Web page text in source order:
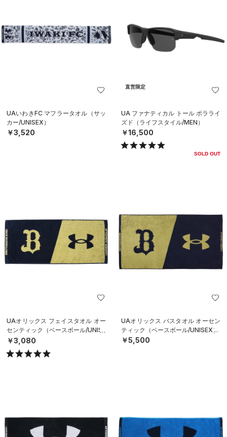
UAいわきFC マフラータオル（サッ
カー/UNISEX）
￥3,520
直営限定
UA ファナティカル トール ポラライ
ズド（ライフスタイル/MEN）
￥16,500
SOLD OUT
UAオリックス フェイスタオル オー
センティック（ベースボール/UNISE
X）
￥3,080
UAオリックス バスタオル オーセン
ティック（ベースボール/UNISEX）
￥5,500